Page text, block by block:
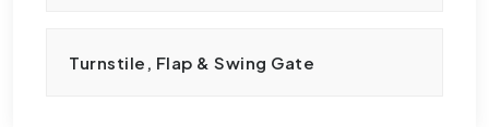
Turnstile, Flap & Swing Gate